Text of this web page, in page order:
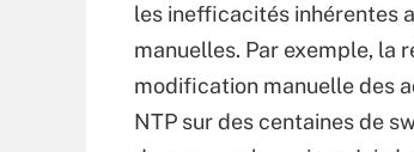
les inefficacités inhérentes
manuelles. Par exemple, la
modification manuelle des
NTP sur des centaines de